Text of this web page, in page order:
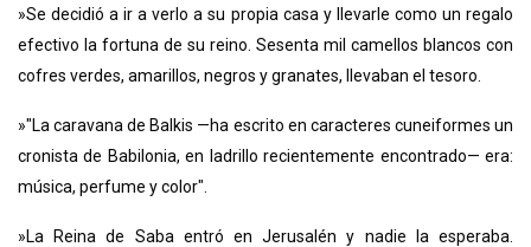
»Se decidió a ir a verlo a su propia casa y llevarle como un regalo
efectivo la fortuna de su reino. Sesenta mil camellos blancos con
cofres verdes, amarillos, negros y granates, llevaban el tesoro.
»"La caravana de Balkis —ha escrito en caracteres cuneiformes un
cronista de Babilonia, en ladrillo recientemente encontrado— era:
música, perfume y color".
»La Reina de Saba entró en Jerusalén y nadie la esperaba.